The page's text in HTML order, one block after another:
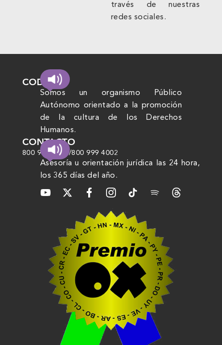
través de nuestras
redes sociales.
CODHEM
Somos un organismo Público
Autónomo orientado a la promoción
de la cultura de los Derechos
Humanos.
CONTACTO
800 999 4000/800 999 4002
Asesoría u orientación jurídica las 24 hora,
los 365 días del año.